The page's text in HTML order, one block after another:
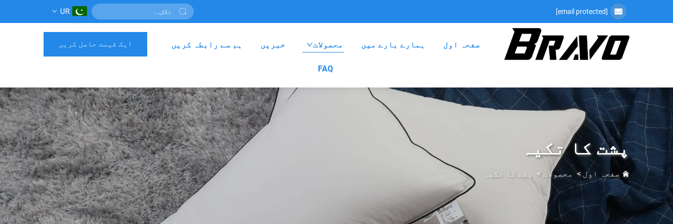
[email protected]
UR
صفحہ اول ہمارے بارے میں محصولات خبریں ہم سے رابطہ کریں
FAQ
ایک قیمت حاصل کریں
پشت کا تکیہ
صفحہ اول > محصولات > پشت کا تکیہ